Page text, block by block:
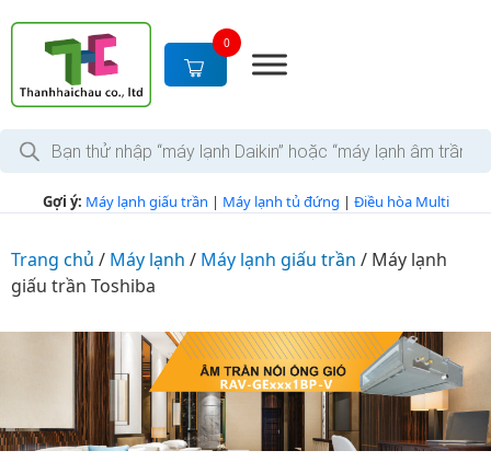
c
t
0
T
m
i
h
Gợi ý: Máy lạnh giấu trần | Máy lạnh tủ đứng | Điều hòa Multi
Trang chủ / Máy lạnh / Máy lạnh giấu trần / Máy lạnh
giấu trần Toshiba